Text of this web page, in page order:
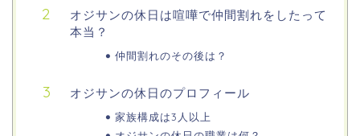
オジサンの休日は喧嘩で仲間割れをしたって
本当？
仲間割れのその後は？
オジサンの休日のプロフィール
家族構成は3人以上